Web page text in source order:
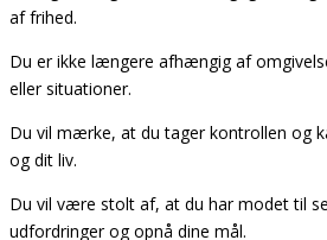
af frihed.
Du er ikke længere afhængig af
eller situationer.
Du vil mærke, at du tager kontrollen og
og dit liv.
Du vil være stolt af, at du har modet til
udfordringer og opnå dine mål.